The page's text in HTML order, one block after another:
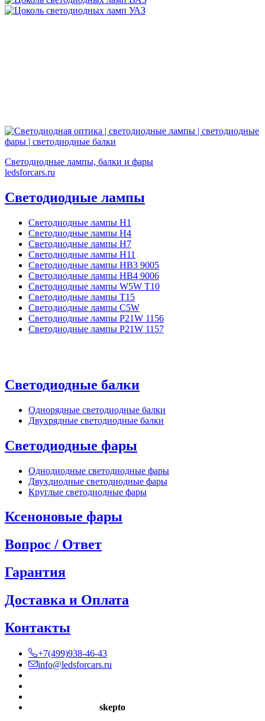
Светодиодные лампы, балки и фары
ledsforcars.ru
Светодиодные лампы
Светодиодные лампы H1
Светодиодные лампы H4
Светодиодные лампы H7
Светодиодные лампы H11
Светодиодные лампы HB3 9005
Светодиодные лампы HB4 9006
Светодиодные лампы W5W T10
Светодиодные лампы T15
Светодиодные лампы C5W
Светодиодные лампы P21W 1156
Светодиодные лампы P21W 1157
Светодиодные балки
Однорядные светодиодные балки
Двухрядные светодиодные балки
Светодиодные фары
Однодиодные светодиодные фары
Двухдиодные светодиодные фары
Круглые светодиодные фары
Ксеноновые фары
Вопрос / Ответ
Гарантия
Доставка и Оплата
Контакты
+7(499)938-46-43
info@ledsforcars.ru
skepto